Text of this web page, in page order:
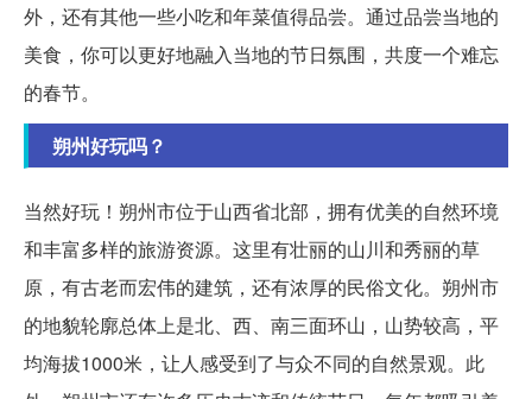
外，还有其他一些小吃和年菜值得品尝。通过品尝当地的
美食，你可以更好地融入当地的节日氛围，共度一个难忘
的春节。
朔州好玩吗？
当然好玩！朔州市位于山西省北部，拥有优美的自然环境
和丰富多样的旅游资源。这里有壮丽的山川和秀丽的草
原，有古老而宏伟的建筑，还有浓厚的民俗文化。朔州市
的地貌轮廓总体上是北、西、南三面环山，山势较高，平
均海拔1000米，让人感受到了与众不同的自然景观。此